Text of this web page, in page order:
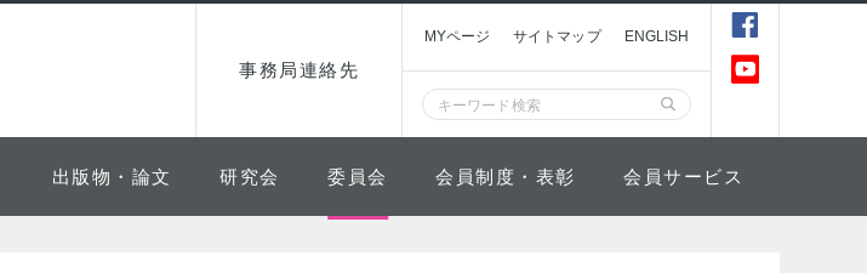
事務局連絡先
MYページ サイトマップ ENGLISH
出版物・論文 研究会 委員会 会員制度・表彰 会員サービス